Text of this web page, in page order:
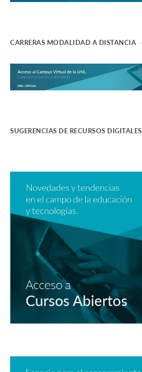
CARRERAS MODALIDAD A DISTANCIA
SUGERENCIAS DE RECURSOS DIGITALES